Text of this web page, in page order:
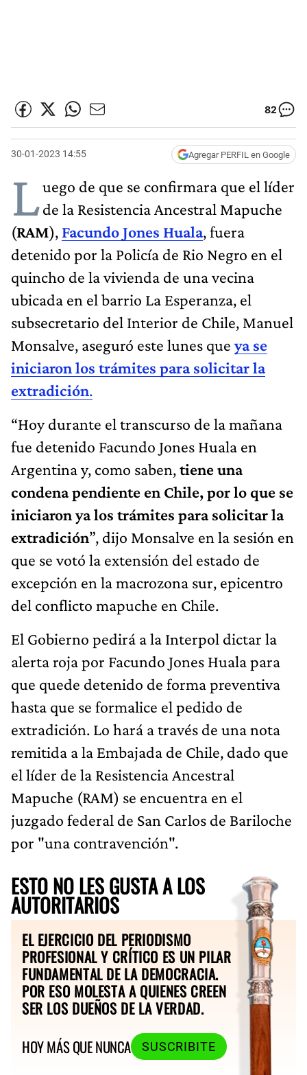
82
30-01-2023 14:55 Agregar PERFIL en Google
Luego de que se confirmara que el líder
de la Resistencia Ancestral Mapuche
(RAM), Facundo Jones Huala, fuera
detenido por la Policía de Rio Negro en el
quincho de la vivienda de una vecina
ubicada en el barrio La Esperanza, el
subsecretario del Interior de Chile, Manuel
Monsalve, aseguró este lunes que ya se
iniciaron los trámites para solicitar la
extradición.
“Hoy durante el transcurso de la mañana
fue detenido Facundo Jones Huala en
Argentina y, como saben,tiene una
condena pendiente en Chile, por lo que se
iniciaron ya los trámites para solicitar la
extradición”, dijo Monsalve en la sesión en
que se votó la extensión del estado de
excepción en la macrozona sur, epicentro
del conflicto mapuche en Chile.
El Gobierno pedirá a la Interpol dictar la
alerta roja por Facundo Jones Huala para
que quede detenido de forma preventiva
hasta que se formalice el pedido de
extradición. ​Lo hará a través de una nota
remitida a la Embajada de Chile, dado que
el líder de la Resistencia Ancestral
Mapuche (RAM) se encuentra en el
juzgado federal de San Carlos de Bariloche
por "una contravención".
ESTO NO LES GUSTA A LOS
AUTORITARIOS
EL EJERCICIO DEL PERIODISMO
PROFESIONAL Y CRÍTICO ES UN PILAR
FUNDAMENTAL DE LA DEMOCRACIA.
POR ESO MOLESTA A QUIENES CREEN
SER LOS DUEÑOS DE LA VERDAD.
HOY MÁS QUE NUNCA
SUSCRIBITE